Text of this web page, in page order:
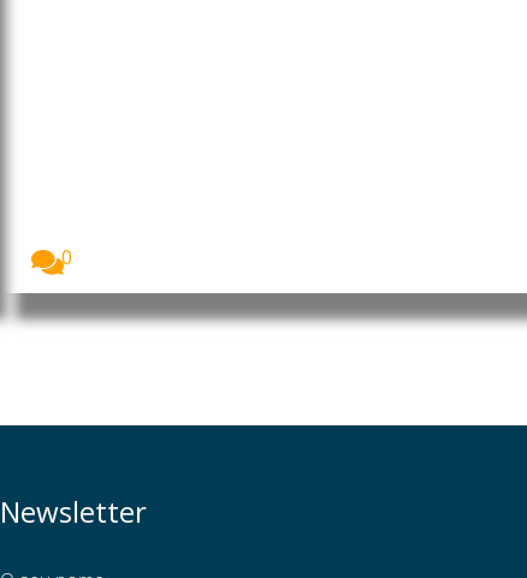
0
Newsletter